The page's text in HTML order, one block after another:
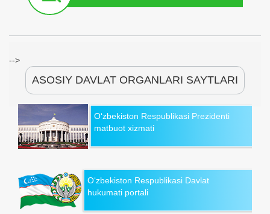
-->
ASOSIY DAVLAT ORGANLARI SAYTLARI
O‘zbekiston Respublikasi Prezidenti
matbuot xizmati
O‘zbekiston Respublikasi Davlat
hukumati portali